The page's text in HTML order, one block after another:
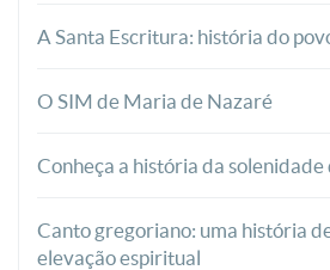
A Santa Escritura: história do
O SIM de Maria de Nazaré
Conheça a história da
Canto gregoriano: uma história
elevação espiritual